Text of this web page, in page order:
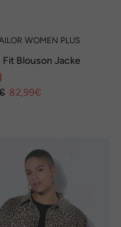
WOMEN PLUS
Fit Blouson Jacke
82,99€